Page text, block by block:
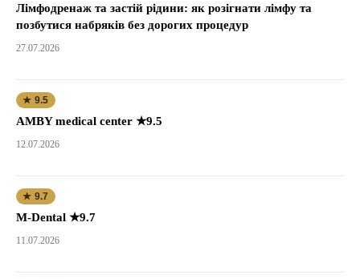
Лімфодренаж та застій рідини: як розігнати лімфу та
позбутися набряків без дорогих процедур
27.07.2026
★ 9.5
AMBY medical center ★9.5
12.07.2026
★ 9.7
M-Dental ★9.7
11.07.2026